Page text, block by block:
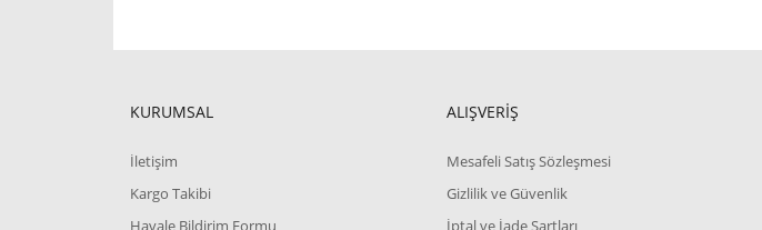
KURUMSAL
İletişim
Kargo Takibi
Havale Bildirim Formu
ALIŞVERİŞ
Mesafeli Satış Sözleşmesi
Gizlilik ve Güvenlik
İptal ve İade Şartları